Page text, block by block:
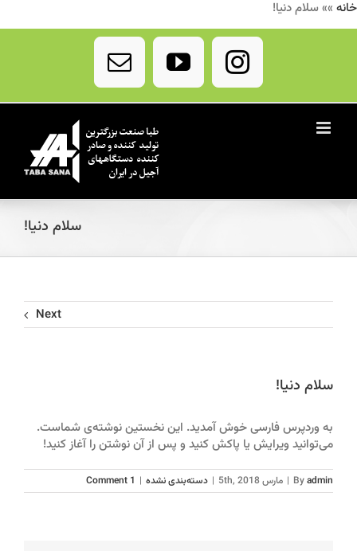
خانه »»سلام دنیا!
Instagram
YouTube
Email
سلام دنیا!
Next
سلام دنیا!
به وردپرس فارسی خوش آمدید.‌ این نخستین نوشته‌‌ی شماست.
می‌توانید ویرایش یا پاکش کنید و پس از آن نوشتن را آغاز کنید!
Byadmin
| مارس 5th, 2018 | دسته‌بندی نشده |
1 Comment